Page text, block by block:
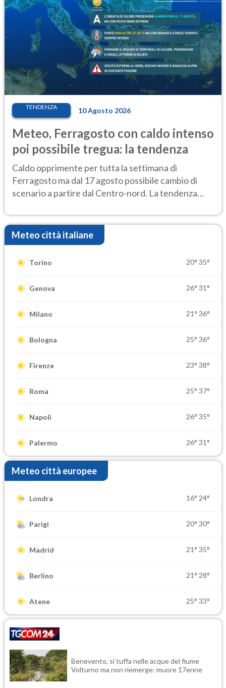
TENDENZA 10 Agosto 2026
Meteo, Ferragosto con caldo intenso
poi possibile tregua: la tendenza
Caldo opprimente per tutta la settimana di
Ferragosto ma dal 17 agosto possibile cambio di
scenario a partire dal Centro-nord. La tendenza
Meteo città italiane
Torino 20° 35°
Genova 26° 31°
Milano 21° 36°
Bologna 25° 36°
Firenze 23° 38°
Roma 25° 37°
Napoli 26° 35°
Palermo 26° 31°
Meteo città europee
Londra 16° 24°
Parigi 20° 30°
Madrid 21° 35°
Berlino 21° 28°
Atene 25° 33°
Benevento, si tuffa nelle acque del fiume
Volturno ma non riemerge: muore 17enne